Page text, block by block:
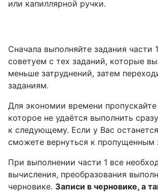
или капиллярной ручки.
Сначала выполняйте задания части
советуем с тех заданий, которые
меньше затруднений, затем
заданиям.
Для экономии времени пропускайте
которое не удаётся выполнить
к следующему. Если у Вас
сможете вернуться к пропущенным
При выполнении части 1 все
вычисления, преобразования
черновике. Записи в черновике, а